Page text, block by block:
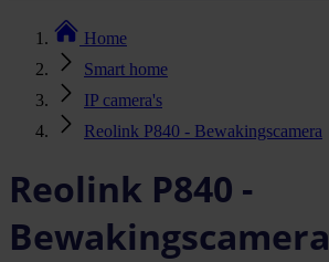
Home
Smart home
IP camera's
Reolink P840 - Bewakingscamera
Reolink P840 -
Bewakingscamera